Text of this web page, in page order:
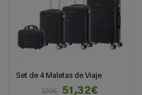
Set de 4 Maletas de Viaje
120€
51,32€